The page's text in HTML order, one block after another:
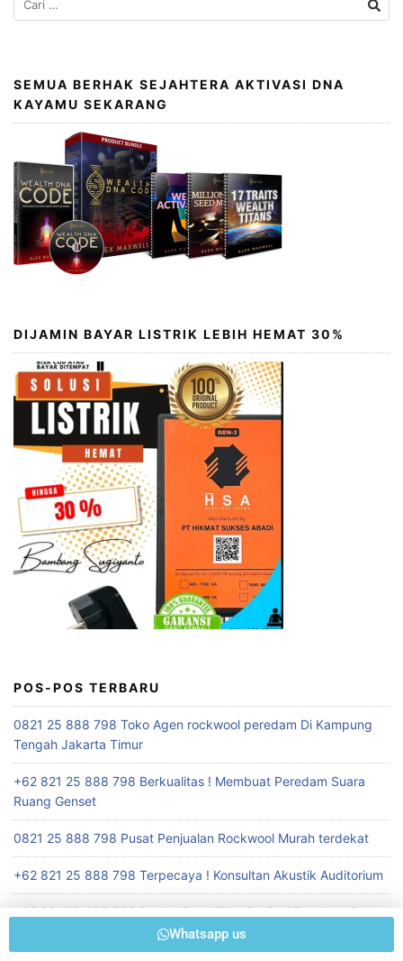
SEMUA BERHAK SEJAHTERA AKTIVASI DNA
KAYAMU SEKARANG
DIJAMIN BAYAR LISTRIK LEBIH HEMAT 30%
POS-POS TERBARU
0821 25 888 798 Toko Agen rockwool peredam Di Kampung
Tengah Jakarta Timur
+62 821 25 888 798 Berkualitas ! Membuat Peredam Suara
Ruang Genset
0821 25 888 798 Pusat Penjualan Rockwool Murah terdekat
+62 821 25 888 798 Terpecaya ! Konsultan Akustik Auditorium
+62 821 25 888 798 Berkualitas ! Toko Penjual Peredam Suara
Whatsapp us